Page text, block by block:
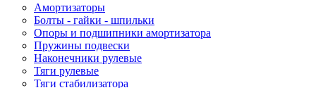
Амортизаторы
Болты - гайки - шпильки
Опоры и подшипники амортизатора
Пружины подвески
Наконечники рулевые
Тяги рулевые
Тяги стабилизатора